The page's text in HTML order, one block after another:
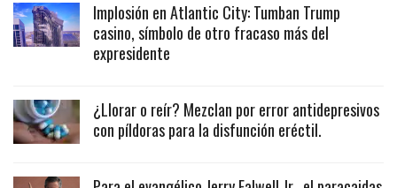
Implosión en Atlantic City: Tumban Trump
casino, símbolo de otro fracaso más del
expresidente
¿Llorar o reír? Mezclan por error antidepresivos
con píldoras para la disfunción eréctil.